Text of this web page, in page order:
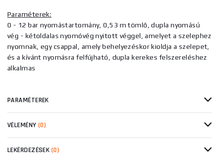
Paraméterek:
0 - 12 bar nyomástartomány, 0,53 m tömlő, dupla nyomású
vég - kétoldalas nyomóvég nyitott véggel, amelyet a szelephez
nyomnak, egy csappal, amely behelyezéskor kioldja a szelepet,
és a kívánt nyomásra felfújható, dupla kerekes felszereléshez
alkalmas
PARAMÉTEREK
VÉLEMÉNY (0)
LEKÉRDEZÉSEK (0)